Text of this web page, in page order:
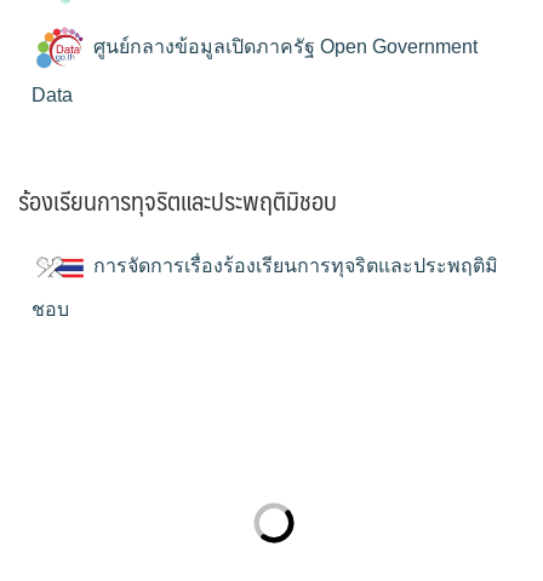
ศูนย์กลางข้อมูลเปิดภาครัฐ Open Government
Data
ร้องเรียนการทุจริตและประพฤติมิชอบ
การจัดการเรื่องร้องเรียนการทุจริตและประพฤติมิ
ชอบ